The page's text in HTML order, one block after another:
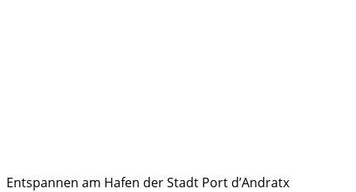
Entspannen am Hafen der Stadt Port d’Andratx